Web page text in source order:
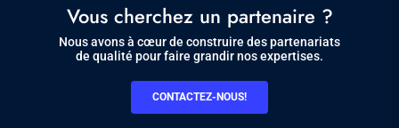
Vous cherchez un partenaire ?
Nous avons à cœur de construire des partenariats
de qualité pour faire grandir nos expertises.
CONTACTEZ-NOUS!